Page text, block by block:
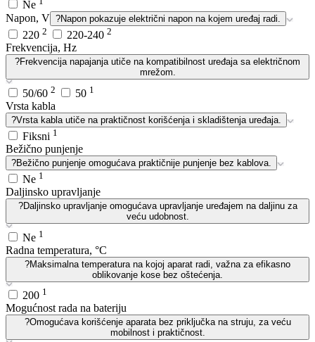
Ne
Napon, V ?Napon pokazuje električni napon na kojem uređaj radi.
220 2 220-240 2
Frekvencija, Hz
?Frekvencija napajanja utiče na kompatibilnost uređaja sa električnom
mrežom.
50/60 2 50 1
Vrsta kabla
?Vrsta kabla utiče na praktičnost korišćenja i skladištenja uređaja.
Fiksni 1
Bežično punjenje
?Bežično punjenje omogućava praktičnije punjenje bez kablova.
Ne 1
Daljinsko upravljanje
?Daljinsko upravljanje omogućava upravljanje uređajem na daljinu za
veću udobnost.
Ne 1
Radna temperatura, °C
?Maksimalna temperatura na kojoj aparat radi, važna za efikasno
oblikovanje kose bez oštećenja.
200 1
Mogućnost rada na bateriju
?Omogućava korišćenje aparata bez priključka na struju, za veću
mobilnost i praktičnost.